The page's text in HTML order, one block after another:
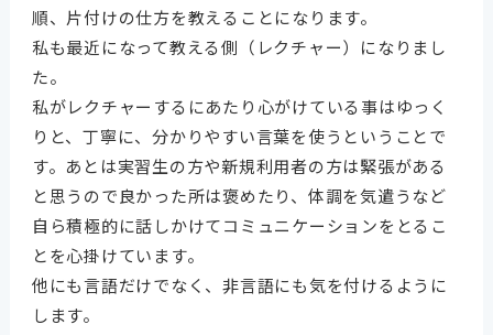
順、片付けの仕方を教えることになります。
私も最近になって教える側（レクチャー）になりまし
た。
私がレクチャーするにあたり心がけている事はゆっく
りと、丁寧に、分かりやすい言葉を使うということで
す。あとは実習生の方や新規利用者の方は緊張がある
と思うので良かった所は褒めたり、体調を気遣うなど
自ら積極的に話しかけてコミュニケーションをとるこ
とを心掛けています。
他にも言語だけでなく、非言語にも気を付けるように
します。